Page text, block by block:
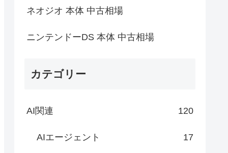
ネオジオ 本体 中古相場
ニンテンドーDS 本体 中古相場
カテゴリー
AI関連 120
AIエージェント 17